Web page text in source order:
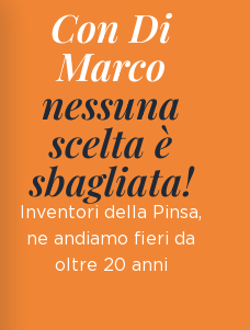
Con Di
Marco
nessuna
scelta è
sbagliata!
Inventori della Pinsa,
ne andiamo fieri da
oltre 20 anni